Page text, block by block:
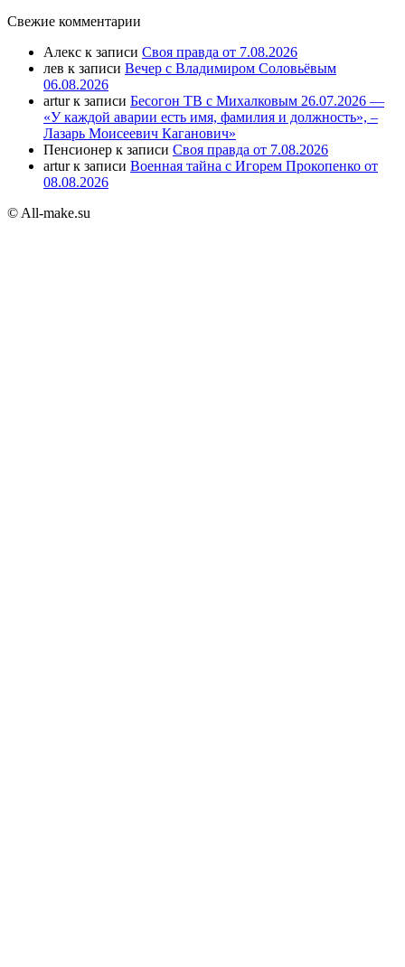
Свежие комментарии
Алекс к записи Своя правда от 7.08.2026
лев к записи Вечер с Владимиром Соловьёвым
06.08.2026
arturк записи Бесогон ТВ с Михалковым 26.07.2026 —
«У каждой аварии есть имя, фамилия и должность», –
Лазарь Моисеевич Каганович»
Пенсионер к записи Своя правда от 7.08.2026
arturк записи Военная тайна с Игорем Прокопенко от
08.08.2026
© All-make.su